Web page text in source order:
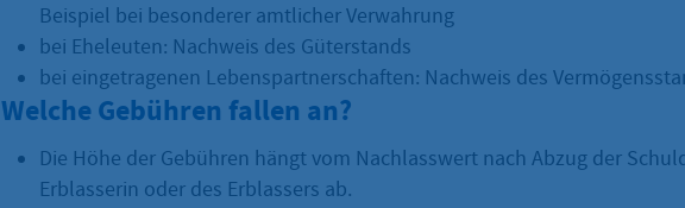
Beispiel bei besonderer amtlicher Verwahrung
bei Eheleuten: Nachweis des Güterstands
bei eingetragenen Lebenspartnerschaften: Nachweis des
Welche Gebühren fallen an?
Die Höhe der Gebühren hängt vom Nachlasswert nach Abzug der
Erblasserin oder des Erblassers ab.